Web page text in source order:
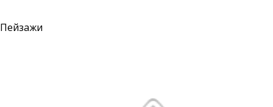
Пейзажи